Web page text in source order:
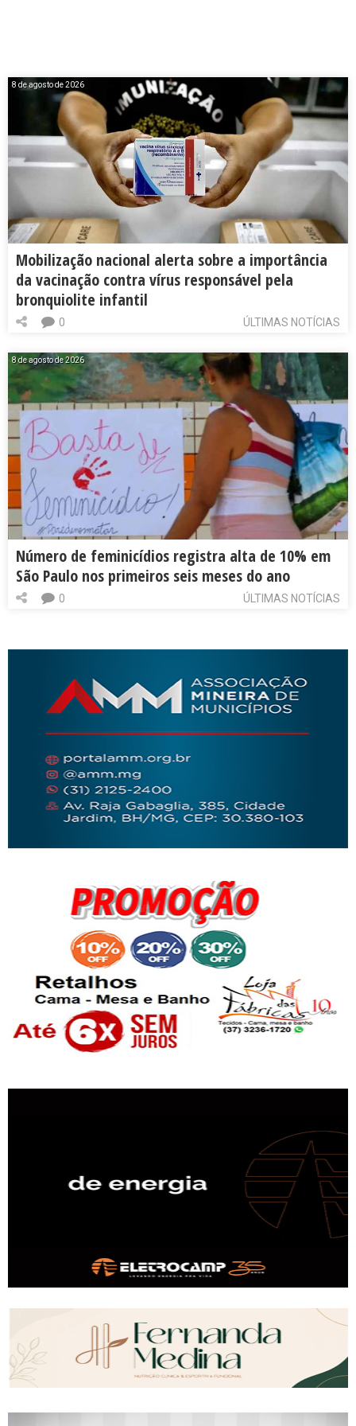
8 de agosto de 2026
Mobilização nacional alerta sobre a importância
da vacinação contra vírus responsável pela
bronquiolite infantil
ÚLTIMAS NOTÍCIAS
0
8 de agosto de 2026
Número de feminicídios registra alta de 10% em
São Paulo nos primeiros seis meses do ano
ÚLTIMAS NOTÍCIAS
0